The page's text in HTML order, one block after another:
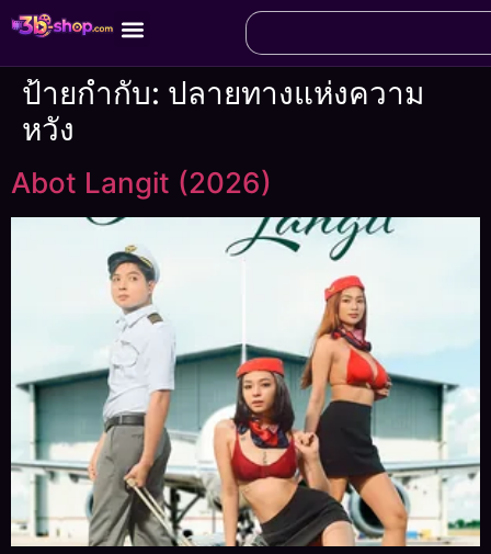
ป้ายกำกับ: ปลายทางแห่งความ
หวัง
Abot Langit (2026)